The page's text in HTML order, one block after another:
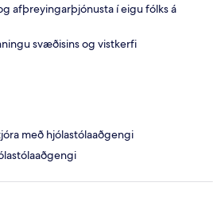
afþreyingarþjónusta í eigu fólks á
svæðisins og vistkerfi
með hjólastólaaðgengi